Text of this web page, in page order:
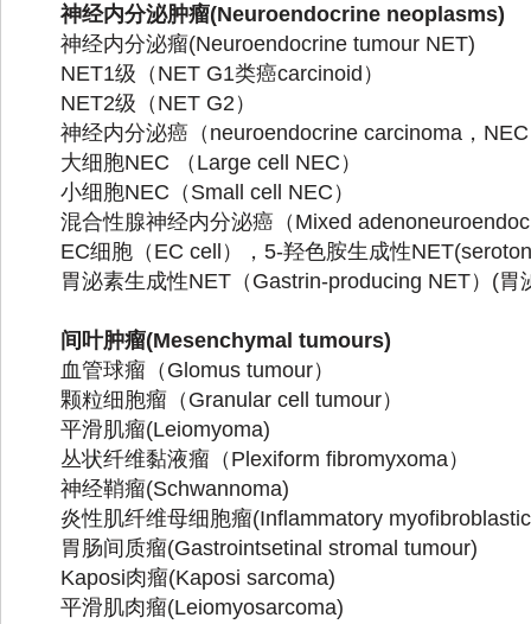
神经内分泌肿瘤(Neuroendocrine neoplasms)
神经内分泌瘤(Neuroendocrine tumour NET)
NET1级（ NET G1类癌carcinoid ）
NET2级（ NET G2）
神经内分泌癌（ neuroendocrine carcinoma ， NEC
大细胞NEC （ Large cell NEC ）
小细胞NEC （ Small cell NEC ）
混合性腺神经内分泌癌（ Mixed
EC细胞（ EC cell ）， 5-羟色胺生成性
胃泌素生成性NET （ Gastrin-producing NET） (胃
间叶肿瘤(Mesenchymal tumours)
血管球瘤（ Glomus tumour）
颗粒细胞瘤（ Granular cell tumour）
平滑肌瘤(Leiomyoma)
丛状纤维黏液瘤（ Plexiform fibromyxoma）
神经鞘瘤(Schwannoma)
炎性肌纤维母细胞瘤(Inflammatory
胃肠间质瘤(Gastrointsetinal stromal tumour)
Kaposi肉瘤(Kaposi sarcoma)
平滑肌肉瘤(Leiomyosarcoma)